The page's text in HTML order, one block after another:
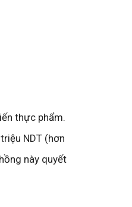
thực phẩm.
NDT (hơn
này quyết